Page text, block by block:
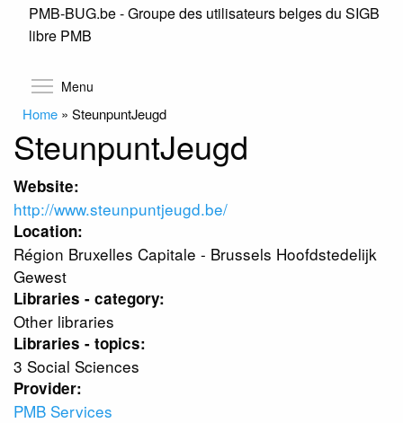
Skip
PMB-BUG.be - Groupe des utilisateurs belges du SIGB
libre PMB
Menu
Home » SteunpuntJeugd
SteunpuntJeugd
Website:
http://www.steunpuntjeugd.be/
Location:
Région Bruxelles Capitale - Brussels Hoofdstedelijk
Gewest
Libraries - category:
Other libraries
Libraries - topics:
3 Social Sciences
Provider:
PMB Services